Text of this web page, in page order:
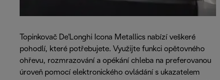
Topinkovač De'Longhi Icona Metallics nabízí veškeré
pohodlí, které potřebujete. Využijte funkci opětovného
ohřevu, rozmrazování a opékání chleba na preferovanou
úroveň pomocí elektronického ovládání s ukazatelem